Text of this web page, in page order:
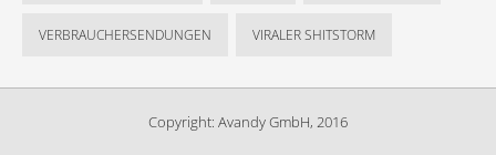
VERBRAUCHERSENDUNGEN VIRALER SHITSTORM
Copyright: Avandy GmbH, 2016